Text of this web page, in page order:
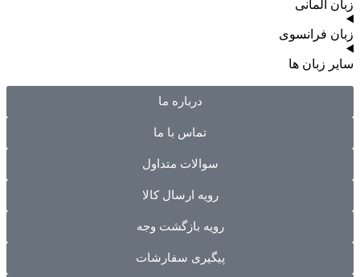
زبان آلمانی
زبان فرانسوی
سایر زبان ها
درباره ما
تماس با ما
سوالات متداول
رویه ارسال کالا
رویه بازگشت وجه
پیگیری سفارشات